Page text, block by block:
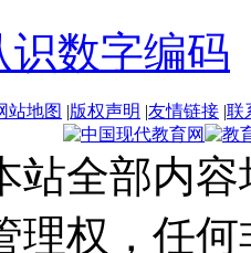
识数字编码
站地图 |版权声明 |友情链接 |联
站全部内
理权，任